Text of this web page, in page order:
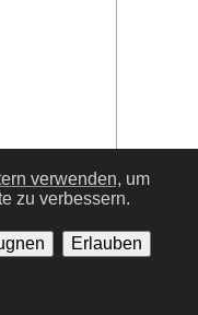
verwenden, um
zu verbessern.
Erlauben